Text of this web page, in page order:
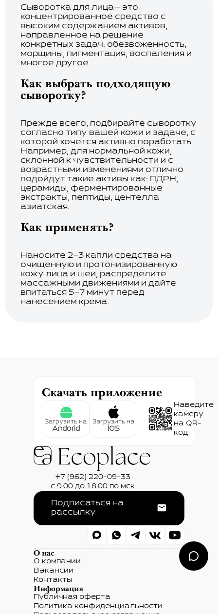
Сыворотка для лица— это
концентрированное средство с
высоким содержанием активов,
направленное на решение
конкретных задач: обезвоженность,
морщины, пигментация, воспаления и
многое другое.
Как выбрать подходящую
сыворотку?
Прежде всего, подбирайте сыворотку
согласно типу вашей кожи и задаче, с
которой хочется активно поработать.
Например, для нормальной кожи,
склонной к чувствительности и с
возрастными изменениями отлично
подойдут такие активы как: ПДРН,
церамиды, ферментированные
экстракты, пептиды, центелла
азиатская.
Как применять?
Наносите 2–3 капли средства на
очищенную и протонизированную
кожу лица и шеи, распределите
массажными движениями и дайте
впитаться 5–7 минут перед
нанесением крема.
Скачать приложение
Загрузить на
Andorid
Загрузить на
IOS
Наведите
камеру
на QR-
код
+7 (962) 220-09-33
с 9:00 до 18:00 по мск
Подписаться на
рассылку
О нас
О компании
Вакансии
Контакты
Информация
Публичная оферта
Политика конфиденциальности